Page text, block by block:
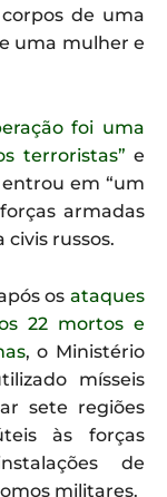
de uma
uma mulher e
foi uma
terroristas” e
em “um
armadas
russos.
os ataques
22 mortos e
, o Ministério
mísseis
sete regiões
às forças
de
militares.